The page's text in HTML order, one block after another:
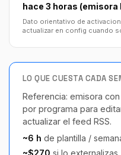
hace 3 horas (emisora
Dato orientativo de
actualizar en config cuando
LO QUE CUESTA CADA
Referencia: emisora con
por programa para
actualizar el feed RSS.
~6 h de plantilla /